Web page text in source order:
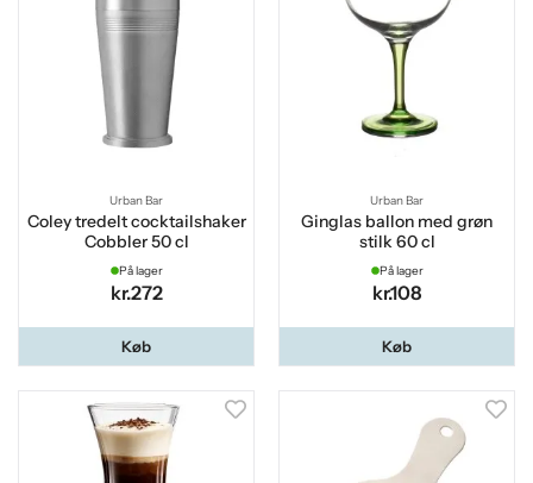
Urban Bar
Coley tredelt cocktailshaker
Cobbler 50 cl
På lager
kr.272
Køb
Urban Bar
Ginglas ballon med grøn
stilk 60 cl
På lager
kr.108
Køb